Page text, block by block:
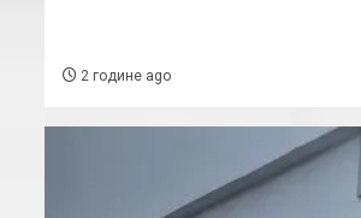
2 године ago